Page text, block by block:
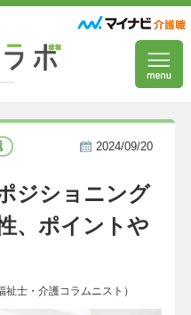
2024/09/20
ジショニング
、ポイントや
士・介護コラムニスト）